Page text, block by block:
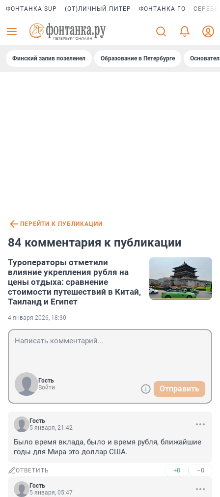
ФОНТАНКА SUP (ОТ)ЛИЧНЫЙ ПИТЕР ФОНТАНКА ГО
Финский залив позеленел Образование в Петербурге
ПЕРЕЙТИ К ПУБЛИКАЦИИ
84 комментария к публикации
Туроператоры отметили
влияние укрепления рубля на
цены отдыха: сравнение
стоимости путешествий в Китай,
Таиланд и Египет
4 января 2026, 18:30
Гость
Войти
Отправить
Гость
5 января, 21:42
Было время вклада, было и время рубля, ближайшие
годы для Мира это доллар США.
ОТВЕТИТЬ +0 –0
Гость
5 января, 05:47